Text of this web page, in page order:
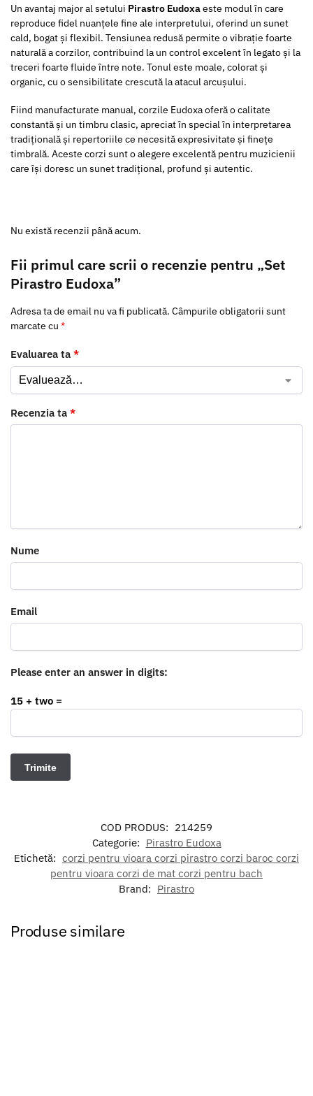
Un avantaj major al setului Pirastro Eudoxaeste modul în care
reproduce fidel nuanțele fine ale interpretului, oferind un sunet
cald, bogat și flexibil. Tensiunea redusă permite o vibrație foarte
naturală a corzilor, contribuind la un control excelent în legato și la
treceri foarte fluide între note. Tonul este moale, colorat și
organic, cu o sensibilitate crescută la atacul arcușului.
Fiind manufacturate manual, corzile Eudoxa oferă o calitate
constantă și un timbru clasic, apreciat în special în interpretarea
tradițională și repertoriile ce necesită expresivitate și finețe
timbrală. Aceste corzi sunt o alegere excelentă pentru muzicienii
care își doresc un sunet tradițional, profund și autentic.
Nu există recenzii până acum.
Fii primul care scrii o recenzie pentru „Set
Pirastro Eudoxa”
Adresa ta de email nu va fi publicată. Câmpurile obligatorii sunt
marcate cu *
Evaluarea ta *
Recenzia ta *
Nume
Email
Please enter an answer in digits:
15 + two =
COD PRODUS: 214259
Categorie: Pirastro Eudoxa
Etichetă: corzi pentru vioara corzi pirastro corzi baroc corzi
pentru vioara corzi de mat corzi pentru bach
Brand: Pirastro
Produse similare